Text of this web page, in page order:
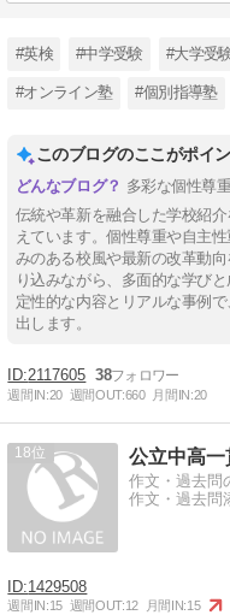
#英検 #中学受験 #大学受
#オンライン塾 #個別指導塾
このブログのここがポイ
多彩な個性尊
伝統や革新を融合した学校紹
えています。個性尊重や自主
みのある校風や最新の改革動
り込みながら、多面的な学び
定性的な内容とリアルな事例
出します。
2117605 38
週間IN:20 週間OUT:660 月間IN:20
18
作文・過去問
作文・過去問
1429508
週間IN:15 週間OUT:12 月間IN:15